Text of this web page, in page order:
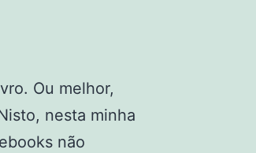
Ou melhor,
nesta minha
não